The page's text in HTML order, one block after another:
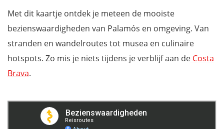
De boulevard van Palamós
Camino de Ronda
De markt van Palamós
Natuur & omgeving van Palamós
Culturele uitstapjes vanuit Palamós
Wil je niets missen tijdens je vakantie in Noord-Spanje?
Met dit kaartje ontdek je meteen de mooiste
bezienswaardigheden van Palamós en omgeving. Van
stranden en wandelroutes tot musea en culinaire
hotspots. Zo mis je niets tijdens je verblijf aan de Costa
Brava.